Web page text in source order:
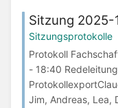
Sitzung 2025-
Sitzungsprotokolle
Protokoll
- 18:40
Jim, Andreas, Lea,